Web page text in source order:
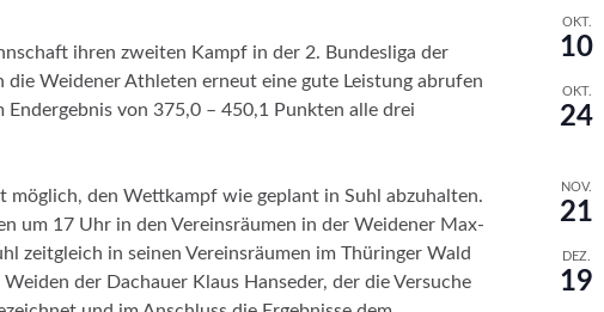
ihren zweiten Kampf in der 2. Bundesliga der
Weidener Athleten erneut eine gute Leistung abrufen
von 375,0 – 450,1 Punkten alle drei
den Wettkampf wie geplant in Suhl abzuhalten.
um 17 Uhr in den Vereinsräumen in der Weidener Max-
zeitgleich in seinen Vereinsräumen im Thüringer Wald
der Dachauer Klaus Hanseder, der die Versuche
OKT.
10
OKT.
24
NOV.
21
DEZ.
19